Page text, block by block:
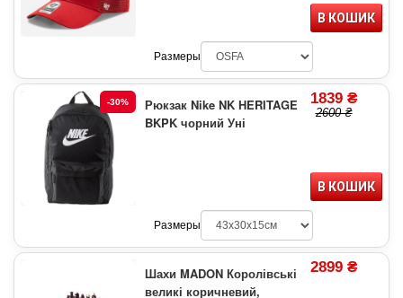
В КОШИК
Размеры
-30%
Рюкзак Nike NK HERITAGE
BKPK чорний Уні
1839 ₴
2600 ₴
В КОШИК
Размеры
Шахи MADON Королівські
великі коричневий,
2899 ₴